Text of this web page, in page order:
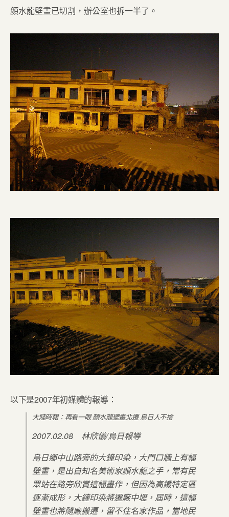
顏水龍壁畫已切割，辦公室也拆一半了。
以下是2007年初媒體的報導：
大陸時報：再看一眼 顏水龍壁畫北遷 烏日人不捨
2007.02.08 林欣儀/烏日報導
烏日鄉中山路旁的大鐘印染，大門口牆上有幅
壁畫，是出自知名美術家顏水龍之手，常有民
眾站在路旁欣賞這幅畫作，但因為高鐵特定區
逐漸成形，大鐘印染將遷廠中壢，屆時，這幅
壁畫也將隨廠搬遷，留不住名家作品，當地民